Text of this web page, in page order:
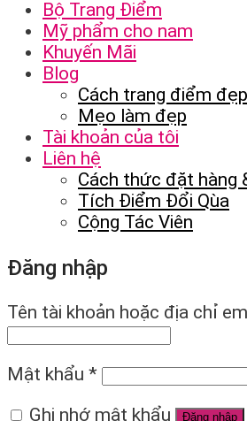
Bộ Trang Điểm
Mỹ phẩm cho nam
Khuyến Mãi
Blog
Cách trang điểm đẹp
Mẹo làm đẹp
Tài khoản của tôi
Liên hệ
Cách thức đặt hàng
Tích Điểm Đổi Qùa
Cộng Tác Viên
Đăng nhập
Tên tài khoản hoặc địa chỉ
Mật khẩu *
Ghi nhớ mật khẩu
Đăng nhập